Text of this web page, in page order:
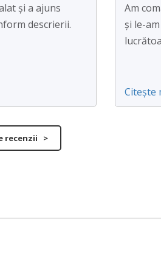
și a ajuns
descrierii.
Am
și le-
Citește
recenzii >